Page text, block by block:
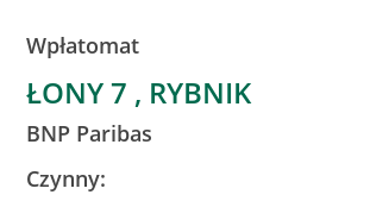
Wpłatomat
ŁONY 7 , RYBNIK
BNP Paribas
Czynny: